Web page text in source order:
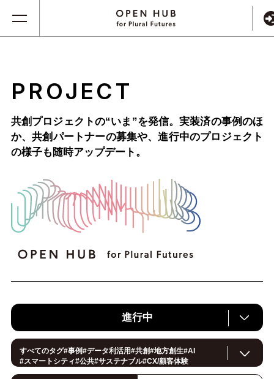
PROJECT
共創プロジェクトの“いま”を発信。実装済の事例のほ
か、共創パートナーの募集や、進行中のプロジェクト
の様子も随時アップデート。
進行中
すべてのタグ#事例#データ利活用#共創#地方創生#AI
#スマートシティ#公共#サステナブル#CX/顧客体験
#ヘルスケア#環境・エネルギー
#働き方改革